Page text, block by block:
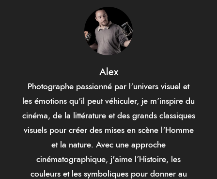
Alex
Photographe passionné par l'univers visuel et
les émotions qu'il peut véhiculer, je m’inspire du
cinéma, de la littérature et des grands classiques
visuels pour créer des mises en scène l'Homme
et la nature. Avec une approche
cinématographique, j'aime l’Histoire, les
couleurs et les symboliques pour donner au